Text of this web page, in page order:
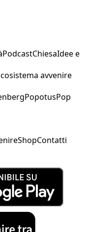
PodcastChiesaIdee e
avvenire
PopotusPop
ShopContatti